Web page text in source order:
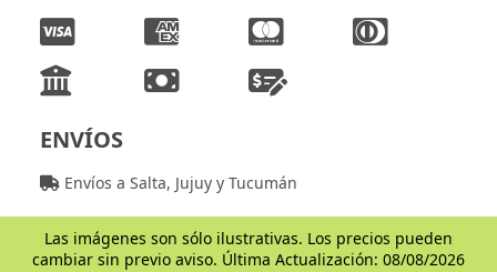
ENVÍOS
Envíos a Salta, Jujuy y Tucumán
Las imágenes son sólo ilustrativas. Los precios pueden
cambiar sin previo aviso. Última Actualización: 08/08/2026